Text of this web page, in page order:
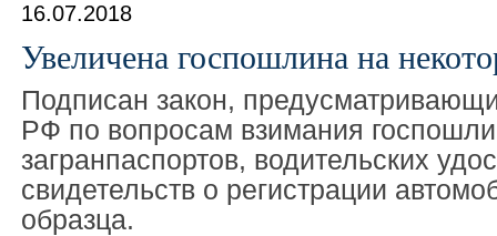
16.07.2018
Увеличена госпошлина на
Подписан закон,
РФ по вопросам взимания
загранпаспортов, водительских
свидетельств о регистрации
образца.